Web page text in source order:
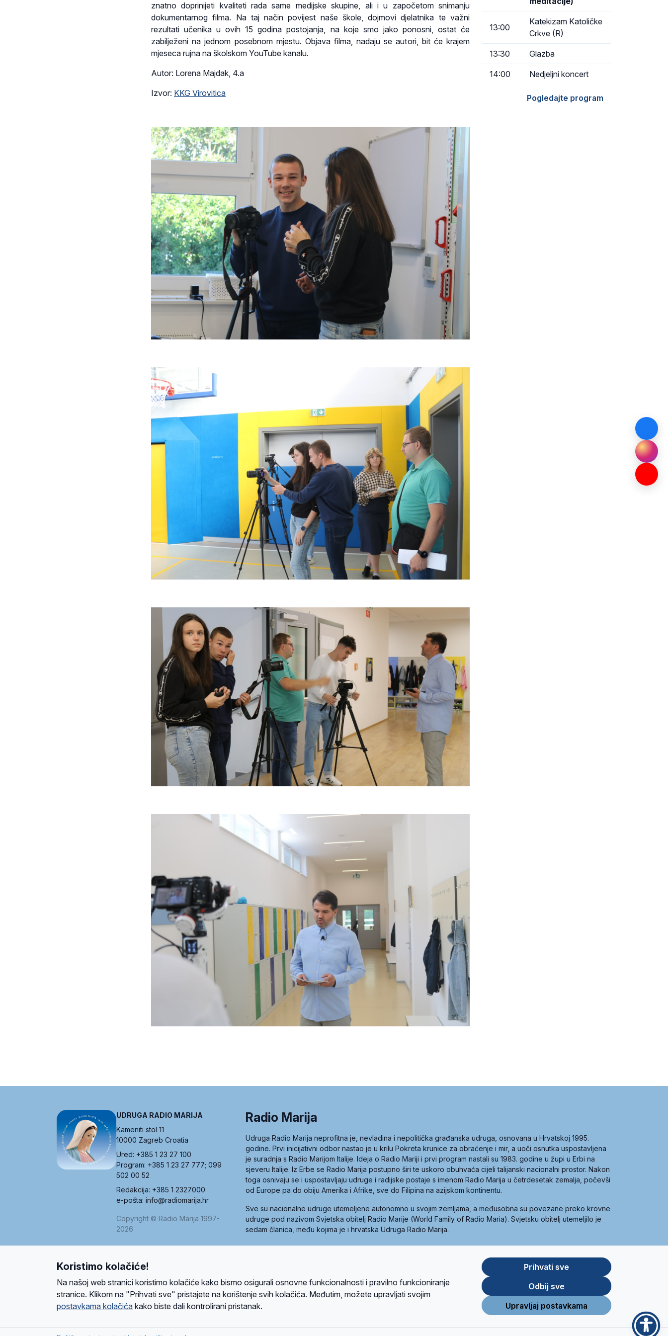
znatno doprinijeti kvaliteti rada same medijske skupine, ali i u započetom snimanju
dokumentarnog filma. Na taj način povijest naše škole, dojmovi djelatnika te važni
rezultati učenika u ovih 15 godina postojanja, na koje smo jako ponosni, ostat će
zabilježeni na jednom posebnom mjestu. Objava filma, nadaju se autori, bit će krajem
mjeseca rujna na školskom YouTube kanalu.
Autor: Lorena Majdak, 4.a
Izvor: KKG Virovitica
13:00
Katekizam Katoličke
Crkve (R)
13:30 Glazba
14:00 Nedjeljni koncert
Pogledajte program
UDRUGA RADIO MARIJA
Kameniti stol 11
10000 Zagreb Croatia
Ured: +385 1 23 27 100
Program: +385 1 23 27 777; 099
502 00 52
Redakcija: +385 1 2327000
e-pošta: info@radiomarija.hr
Copyright © Radio Marija 1997-
2026
Radio Marija
Udruga Radio Marija neprofitna je, nevladina i nepolitička građanska udruga, osnovana u Hrvatskoj 1995.
godine. Prvi inicijativni odbor nastao je u krilu Pokreta krunice za obraćenje i mir, a uoči osnutka uspostavljena
je suradnja s Radio Marijom Italije. Ideja o Radio Mariji i prvi program nastali su 1983. godine u župi u Erbi na
sjeveru Italije. Iz Erbe se Radio Marija postupno širi te uskoro obuhvaća cijeli talijanski nacionalni prostor. Nakon
toga osnivaju se i uspostavljaju udruge i radijske postaje s imenom Radio Marija u četrdesetak zemalja, počevši
od Europe pa do obiju Amerika i Afrike, sve do Filipina na azijskom kontinentu.
Sve su nacionalne udruge utemeljene autonomno u svojim zemljama, a međusobna su povezane preko krovne
udruge pod nazivom Svjetska obitelj Radio Marije (World Family of Radio Maria). Svjetsku obitelj utemeljilo je
sedam članica, među kojima je i hrvatska Udruga Radio Marija.
Ova stranica je zaštićena Google reCAPTCHA sustavom Store
Koristimo kolačiće!
Na našoj web stranici koristimo kolačiće kako bismo osigurali osnovne funkcionalnosti i pravilno funkcioniranje
stranice. Klikom na "Prihvati sve" pristajete na korištenje svih kolačića. Međutim, možete upravljati svojim
postavkama kolačića kako biste dali kontrolirani pristanak.
Prihvati sve
Odbij sve
Upravljaj postavkama